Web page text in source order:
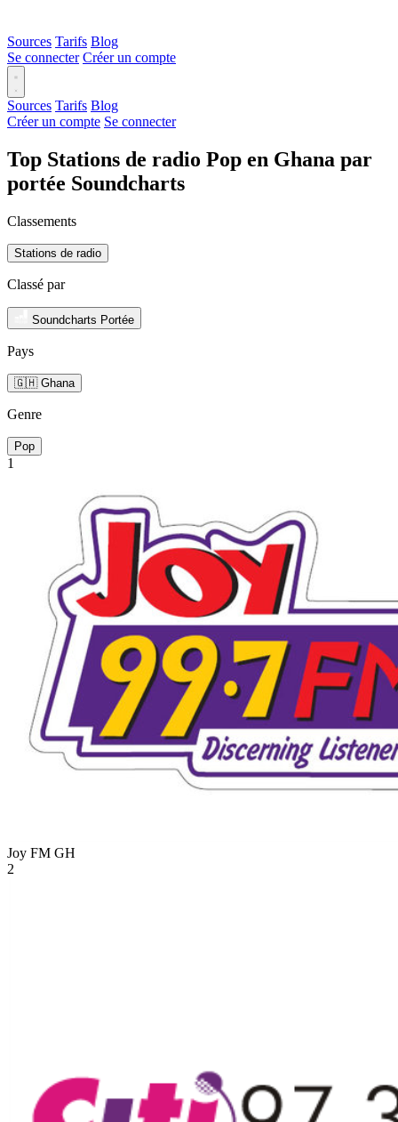
Sources Tarifs Blog
Se connecter Créer un compte
Sources Tarifs Blog
Créer un compte Se connecter
Top Stations de radio Pop en Ghana par
portée Soundcharts
Classements
Stations de radio
Classé par
Soundcharts Portée
Pays
🇬🇭 Ghana
Genre
Pop
1
Joy FM GH
2